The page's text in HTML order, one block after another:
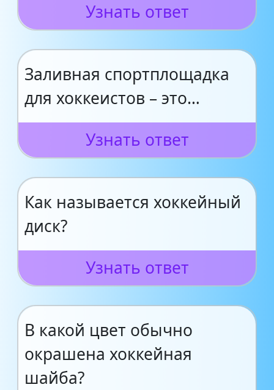
Узнать ответ
Заливная спортплощадка
для хоккеистов – это…
Узнать ответ
Как называется хоккейный
диск?
Узнать ответ
В какой цвет обычно
окрашена хоккейная
шайба?